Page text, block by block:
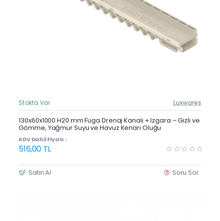
Güncel Fiyat
Yeni Ürün
Stokta Var Luxwares
130x60x1000 H20 mm Fuga Drenaj Kanalı + Izgara – Gizli ve
Gömme, Yağmur Suyu ve Havuz Kenarı Oluğu
KDV Dahil Fiyatı :
516,00 TL
Satın Al Soru Sor